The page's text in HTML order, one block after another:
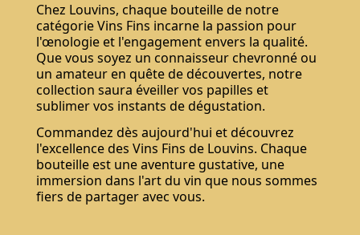
Chez Louvins, chaque bouteille de notre
catégorie Vins Fins incarne la passion pour
l'œnologie et l'engagement envers la qualité.
Que vous soyez un connaisseur chevronné ou
un amateur en quête de découvertes, notre
collection saura éveiller vos papilles et
sublimer vos instants de dégustation.
Commandez dès aujourd'hui et découvrez
l'excellence des Vins Fins de Louvins. Chaque
bouteille est une aventure gustative, une
immersion dans l'art du vin que nous sommes
fiers de partager avec vous.